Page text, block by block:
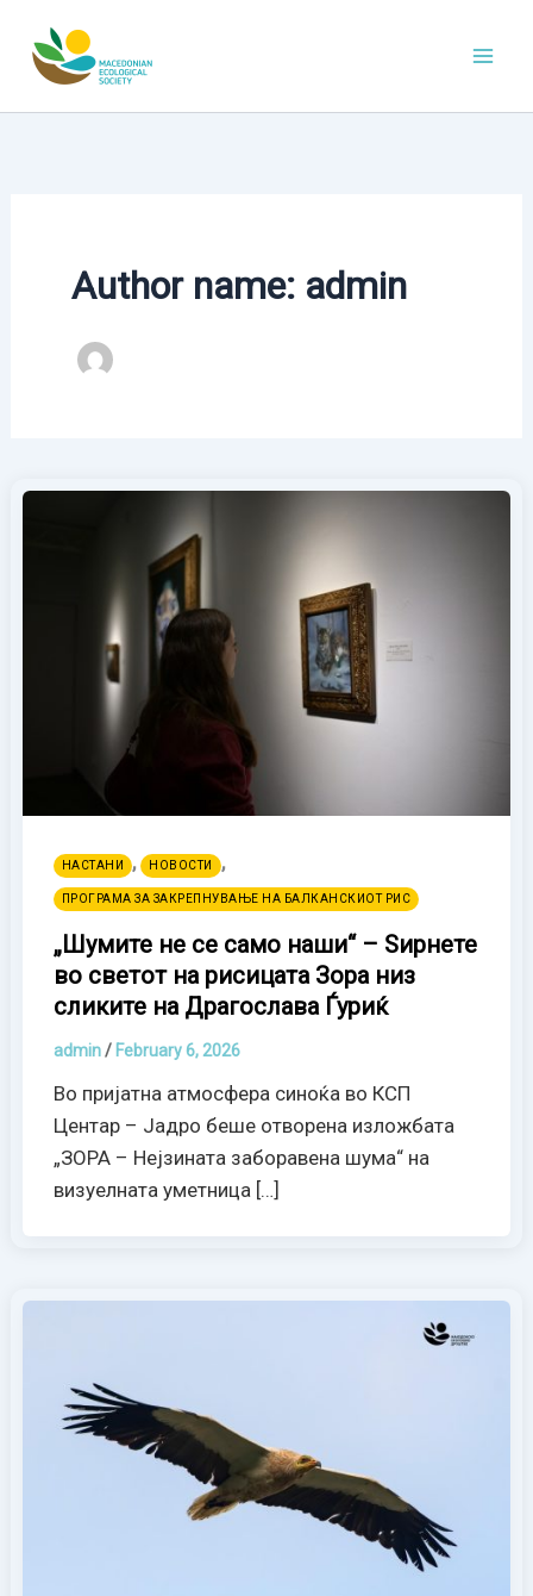
content
Author name: admin
НАСТАНИ , НОВОСТИ ,
ПРОГРАМА ЗА ЗАКРЕПНУВАЊЕ НА БАЛКАНСКИОТ РИС
„Шумите не се само наши“ – Ѕирнете
во светот на рисицата Зора низ
сликите на Драгослава Ѓуриќ
admin/ February 6, 2026
Во пријатна атмосфера синоќа во КСП
Центар – Јадро беше отворена изложбата
„ЗОРА – Нејзината заборавена шума“ на
визуелната уметница […]